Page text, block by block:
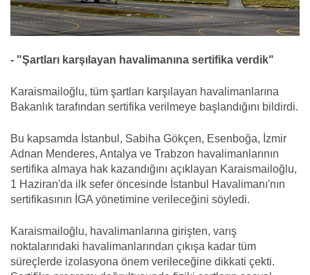
- "Şartları karşılayan havalimanına sertifika verdik"
Karaismailoğlu, tüm şartları karşılayan havalimanlarına
Bakanlık tarafından sertifika verilmeye başlandığını bildirdi.
Bu kapsamda İstanbul, Sabiha Gökçen, Esenboğa, İzmir
Adnan Menderes, Antalya ve Trabzon havalimanlarının
sertifika almaya hak kazandığını açıklayan Karaismailoğlu,
1 Haziran'da ilk sefer öncesinde İstanbul Havalimanı'nın
sertifikasının İGA yönetimine verileceğini söyledi.
Karaismailoğlu, havalimanlarına girişten, varış
noktalarındaki havalimanlarından çıkışa kadar tüm
süreçlerde izolasyona önem verileceğine dikkati çekti.